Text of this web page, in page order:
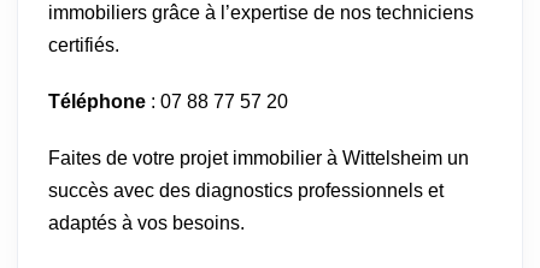
immobiliers grâce à l’expertise de nos techniciens
certifiés.
Téléphone : 07 88 77 57 20
Faites de votre projet immobilier à Wittelsheim un
succès avec des diagnostics professionnels et
adaptés à vos besoins.